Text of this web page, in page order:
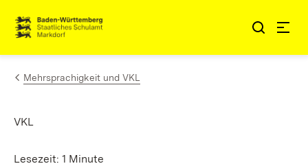
Zum Inhalt springen
Link zur Startseite
Mehrsprachigkeit und VKL
VKL
Lesezeit: 1 Minute